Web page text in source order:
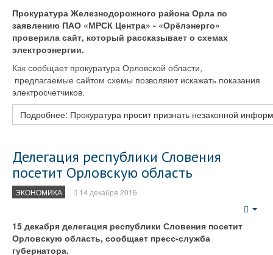
Прокуратура Железнодорожного района Орла по
заявлению ПАО «МРСК Центра» - «Орёлэнерго»
проверила сайт, который рассказывает о схемах
электроэнергии.
Как сообщает прокуратура Орловской области,
предлагаемые сайтом схемы позволяют искажать показания
электросчетчиков.
Подробнее: Прокуратура просит признать незаконной
Делегация республики Словения
посетит Орловскую область
ЭКОНОМИКА 14 декабря 2016
15 декабря делегация республики Словения посетит
Орловскую область, сообщает пресс-служба
губернатора.